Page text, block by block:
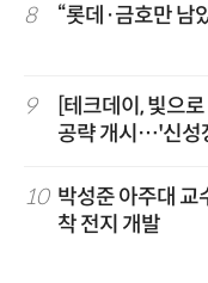
8 “롯데·금호만 남
9
[테크데이, 빛으
공략 개시…'신성
10 박성준 아주대 교
착 전지 개발